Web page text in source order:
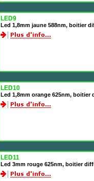
LED9
Led 1,8mm jaune 588nm, boitier
LED10
Led 1,8mm orange 625nm, boitier
LED11
Led 3mm rouge 625nm, boitier